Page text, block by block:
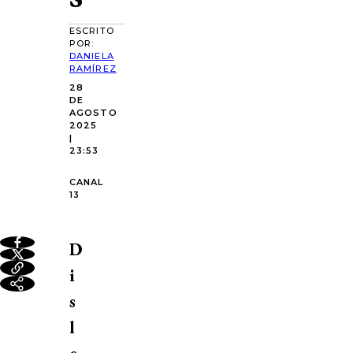
ESCRITO
POR:
DANIELA
RAMÍREZ
28
DE
AGOSTO
2025
|
23:53
CANAL
13
D
i
s
l